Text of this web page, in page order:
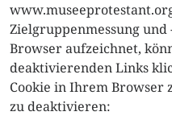
Zielgruppenmessung
Browser aufzeichnet,
deaktivierenden Links
Cookie in Ihrem Browser
zu deaktivieren: